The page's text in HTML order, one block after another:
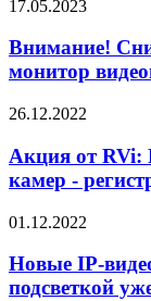
17.05.2023
Внимание!
монитор
26.12.2022
Акция от RVi:
камер -
01.12.2022
Новые IP-
подсветкой